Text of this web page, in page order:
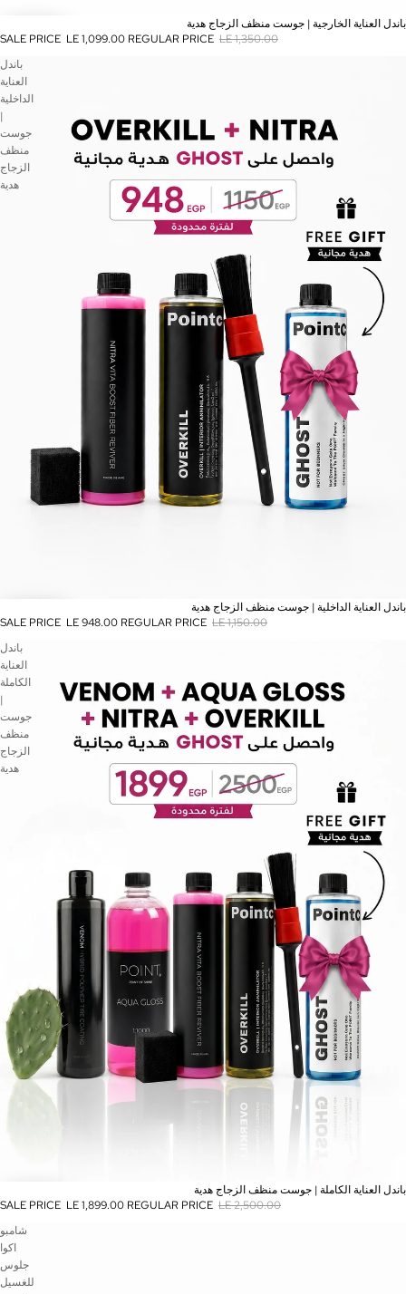
باندل العناية الخارجية | جوست منظف الزجاج هدية
SALE PRICE LE 1,099.00 REGULAR PRICE LE 1,350.00
باندل
العناية
الداخلية
|
جوست
منظف
الزجاج
هدية
باندل العناية الداخلية | جوست منظف الزجاج هدية
SALE PRICE LE 948.00 REGULAR PRICE LE 1,150.00
باندل
العناية
الكاملة
|
جوست
منظف
الزجاج
هدية
باندل العناية الكاملة | جوست منظف الزجاج هدية
SALE PRICE LE 1,899.00 REGULAR PRICE LE 2,500.00
شامبو
اكوا
جلوس
للغسيل